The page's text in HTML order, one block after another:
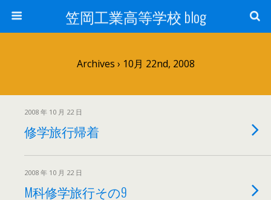
笠岡工業高等学校 blog
Archives › 10月 22nd, 2008
2008 年 10 月 22 日
修学旅行帰着
2008 年 10 月 22 日
M科修学旅行その9